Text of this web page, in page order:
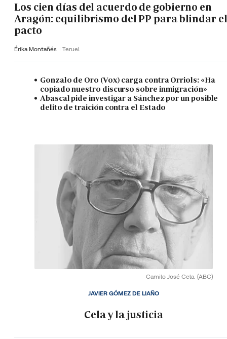
Los cien días del acuerdo de gobierno en
Aragón: equilibrismo del PP para blindar el
pacto
Érika Montañés Teruel
Gonzalo de Oro (Vox) carga contra Orriols: «Ha
copiado nuestro discurso sobre inmigración»
Abascal pide investigar a Sánchez por un posible
delito de traición contra el Estado
Camilo José Cela. (ABC)
Cela y la justicia
JAVIER GÓMEZ DE LIAÑO